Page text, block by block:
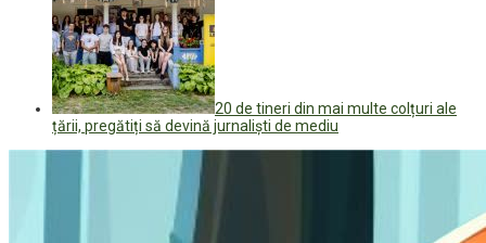
20 de tineri din mai multe colțuri ale
țării, pregătiți să devină jurnaliști de mediu